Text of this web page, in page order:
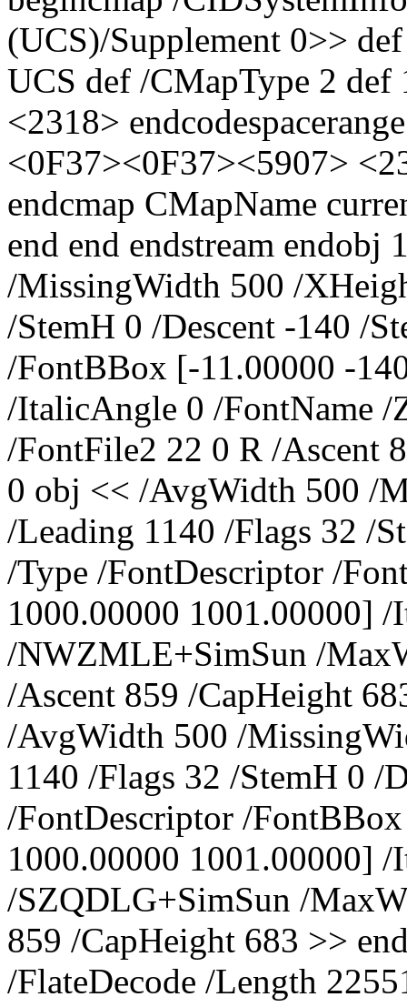
(UCS)/Supplement 0>>
UCS def /CMapType 2 def
<2318>
<0F37><0F37><5907>
endcmap CMapName
end end endstream
/MissingWidth 500 /
/StemH 0 /Descent -140 /
/FontBBox [-11.00000 -
/ItalicAngle 0 /FontName
/FontFile2 22 0 R /Ascent
0 obj << /AvgWidth 500 /
/Leading 1140 /Flags 32 /
/Type /FontDescriptor /
1000.00000 1001.00000]
/NWZMLE+SimSun /
/Ascent 859 /CapHeight
/AvgWidth 500 /
1140 /Flags 32 /StemH 0 /
/FontDescriptor /
1000.00000 1001.00000]
/SZQDLG+SimSun /
859 /CapHeight 683 >>
/FlateDecode /Length